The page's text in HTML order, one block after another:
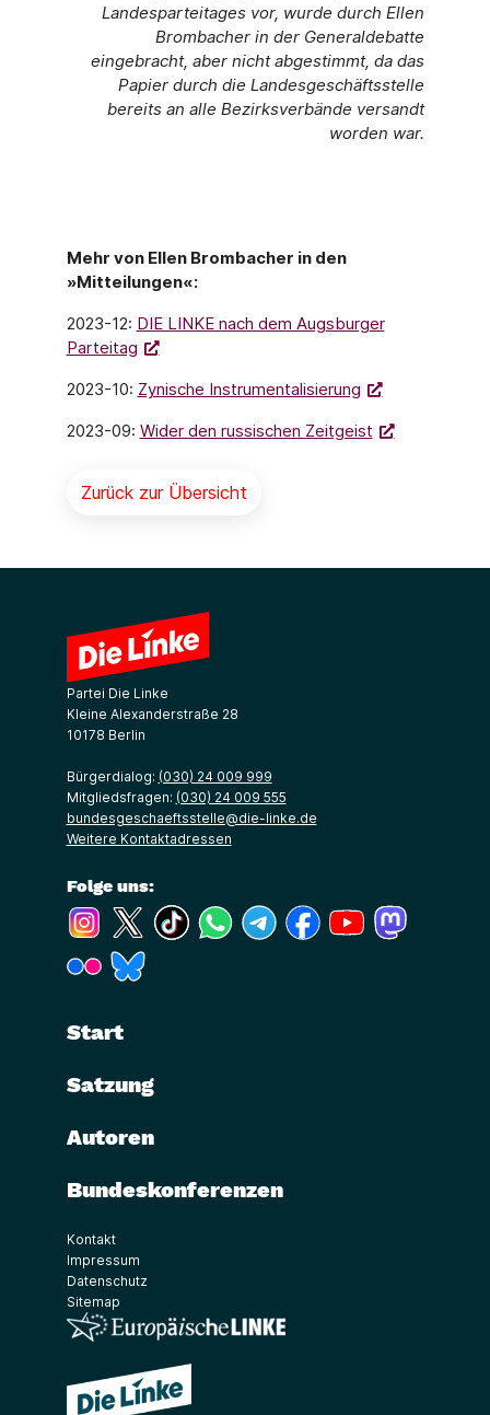
Landesparteitages vor, wurde durch Ellen
Brombacher in der Generaldebatte
eingebracht, aber nicht abgestimmt, da das
Papier durch die Landesgeschäftsstelle
bereits an alle Bezirksverbände versandt
worden war.
Mehr von Ellen Brombacher in den
»Mitteilungen«:
2023-12: DIE LINKE nach dem Augsburger
Parteitag
2023-10: Zynische Instrumentalisierung
2023-09: Wider den russischen Zeitgeist
Zurück zur Übersicht
Partei Die Linke
Kleine Alexanderstraße 28
10178 Berlin
Bürgerdialog: (030) 24 009 999
Mitgliedsfragen: (030) 24 009 555
bundesgeschaeftsstelle@die-linke.de
Weitere Kontaktadressen
Folge uns:
(Link öffnet ein neues Fenster)
(Link öffnet ein neues Fenster)
(Link öffnet ein neues Fenster)
(Link öffnet ein neues Fenster)
(Link öffnet ein neues Fenster)
(Link öffnet ein neues
(Link öffnet ein
(Link öffnet ein neues Fenster)
Start
Satzung
Autoren
Bundeskonferenzen
Kontakt
Impressum
Datenschutz
Sitemap
(Link öffnet ein neues Fenster)